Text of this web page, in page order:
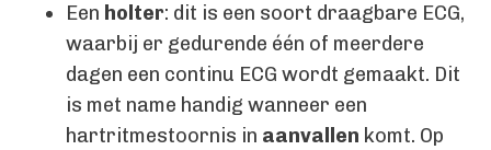
Een holter: dit is een soort draagbare ECG,
waarbij er gedurende één of meerdere
dagen een continu ECG wordt gemaakt. Dit
is met name handig wanneer een
hartritmestoornis in aanvallen komt. Op